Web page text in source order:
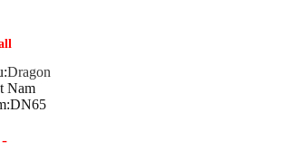
Dragon
Nam
-